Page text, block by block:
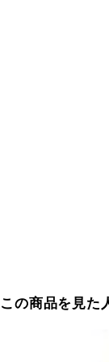
この商品を見た